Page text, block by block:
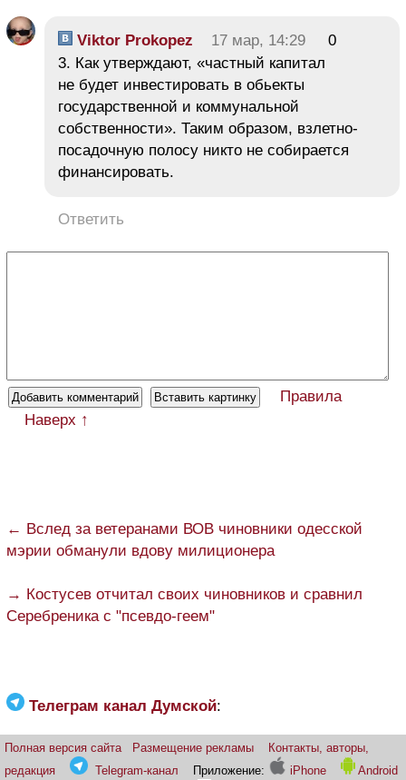
Viktor Prokopez 17 мар, 14:29
0
3. Как утверждают, «частный капитал
не будет инвестировать в обьекты
государственной и коммунальной
собственности». Таким образом, взлетно-
посадочную полосу никто не собирается
финансировать.
Ответить
Правила
Наверх ↑
← Вслед за ветеранами ВОВ чиновники одесской
мэрии обманули вдову милиционера
→ Костусев отчитал своих чиновников и сравнил
Серебреника с "псевдо-геем"
Телеграм канал Думской:
Полная версия сайта Размещение рекламы
Контакты, авторы,
редакция
Telegram-канал Приложение: iPhone
Android